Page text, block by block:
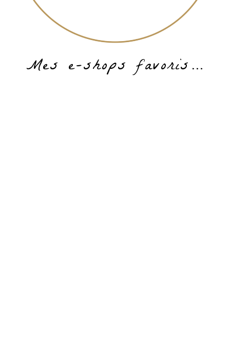
Mes e-shops favoris…